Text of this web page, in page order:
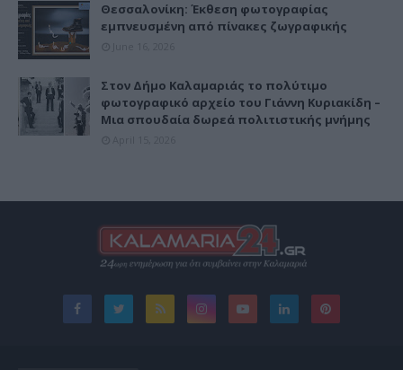
Θεσσαλονίκη: Έκθεση φωτογραφίας
εμπνευσμένη από πίνακες ζωγραφικής
Στον Δήμο Καλαμαριάς το πολύτιμο
φωτογραφικό αρχείο του Γιάννη Κυριακίδη –
Μια σπουδαία δωρεά πολιτιστικής μνήμης